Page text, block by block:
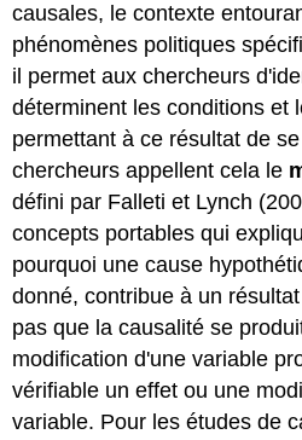
causales, le contexte
phénomènes politiques
il permet aux chercheurs
déterminent les conditions et
permettant à ce résultat de
chercheurs appellent cela le
défini par Falleti et Lynch
concepts portables qui
pourquoi une cause
donné, contribue à un
pas que la causalité se
modification d'une variable
vérifiable un effet ou une
variable. Pour les études de